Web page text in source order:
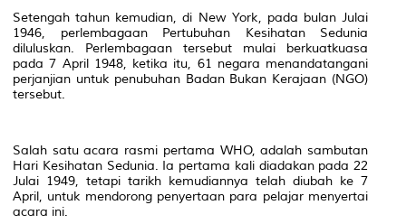
Setengah tahun kemudian, di New York, pada bulan Julai
1946, perlembagaan Pertubuhan Kesihatan Sedunia
diluluskan. Perlembagaan tersebut mulai berkuatkuasa
pada 7 April 1948, ketika itu, 61 negara menandatangani
perjanjian untuk penubuhan Badan Bukan Kerajaan (NGO)
tersebut.
Salah satu acara rasmi pertama WHO, adalah sambutan
Hari Kesihatan Sedunia. Ia pertama kali diadakan pada 22
Julai 1949, tetapi tarikh kemudiannya telah diubah ke 7
April, untuk mendorong penyertaan para pelajar menyertai
acara ini.